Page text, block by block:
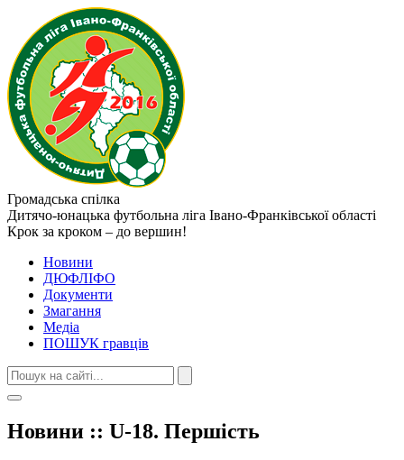
Громадська спілка
Дитячо-юнацька футбольна ліга Івано-Франківської області
Крок за кроком – до вершин!
Новини
ДЮФЛІФО
Документи
Змагання
Медіа
ПОШУК гравців
Новини :: U-18. Першість